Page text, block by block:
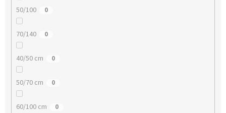
50/100 0
70/140 0
40/50 cm 0
50/70 cm 0
60/100 cm 0